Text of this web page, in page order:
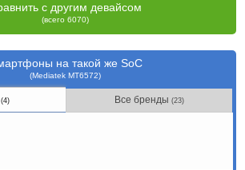
с другим девайсом
(всего 6070)
на такой же SoC
(Mediatek MT6572)
(4) Все бренды(23)